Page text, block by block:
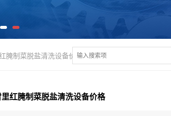
腌制菜脱盐清洗设备价格
红腌制菜脱盐清洗设备价格